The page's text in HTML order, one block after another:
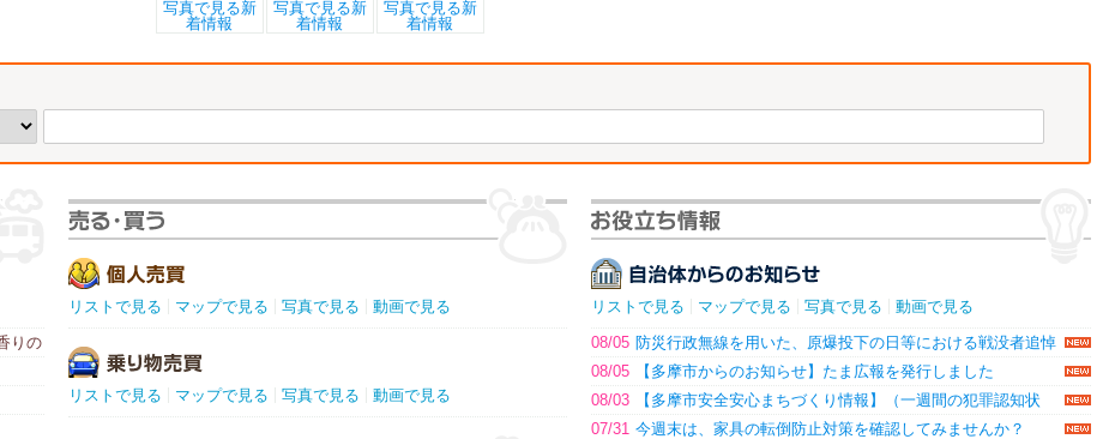
りの
リストで見る マップで見る 写真で見る 動画で見る
リストで見る マップで見る 写真で見る 動画で見る
リストで見る マップで見る 写真で見る
動画で見る
08/05 防災行政無線を用いた、原爆投下の日等における戦没者追悼
のため に黙とうの呼...
08/05
【多摩市からのお知らせ】たま広報を発行しました
08/03
【多摩市安全安心まちづくり情報】（一週間の犯罪認知状
07/31 今週末は、家具の転倒防止対策を確認してみませんか？